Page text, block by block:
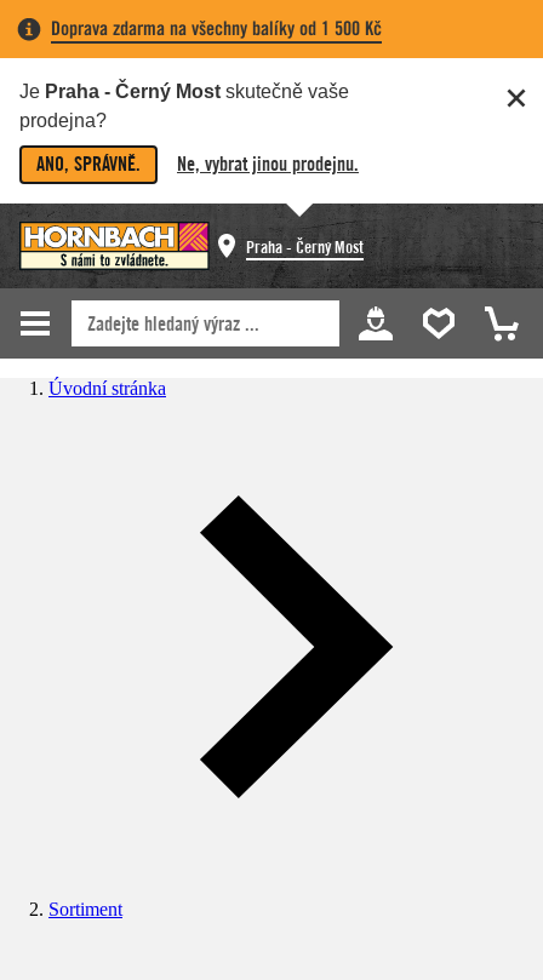
Doprava zdarma na všechny balíky od 1 500 Kč
Je Praha - Černý Most skutečně vaše
prodejna?
ANO, SPRÁVNĚ. Ne, vybrat jinou prodejnu.
Praha - Černý Most
Úvodní stránka
Sortiment